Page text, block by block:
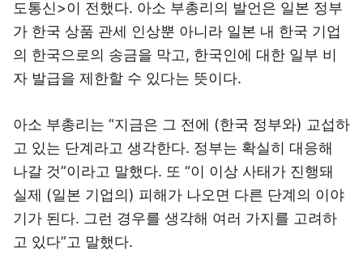
도통신>이 전했다. 아소 부총리의 발언은 일본 정부
가 한국 상품 관세 인상뿐 아니라 일본 내 한국 기업
의 한국으로의 송금을 막고, 한국인에 대한 일부 비
자 발급을 제한할 수 있다는 뜻이다.
아소 부총리는 “지금은 그 전에 (한국 정부와) 교섭하
고 있는 단계라고 생각한다. 정부는 확실히 대응해
나갈 것”이라고 말했다. 또 “이 이상 사태가 진행돼
실제 (일본 기업의) 피해가 나오면 다른 단계의 이야
기가 된다. 그런 경우를 생각해 여러 가지를 고려하
고 있다”고 말했다.